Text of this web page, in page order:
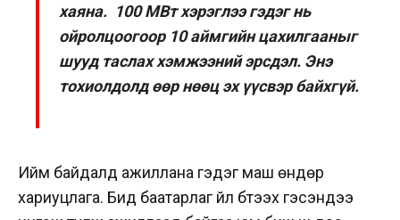
хаяна. 100 МВт хэрэглээ гэдэг нь
ойролцоогоор 10 аймгийн цахилгааныг
шууд таслах хэмжээний эрсдэл. Энэ
тохиолдолд өөр нөөц эх үүсвэр байхгүй.
Ийм байдалд ажиллана гэдэг маш өндөр
хариуцлага. Бид баатарлаг үйл бүтээх гэсэндээ